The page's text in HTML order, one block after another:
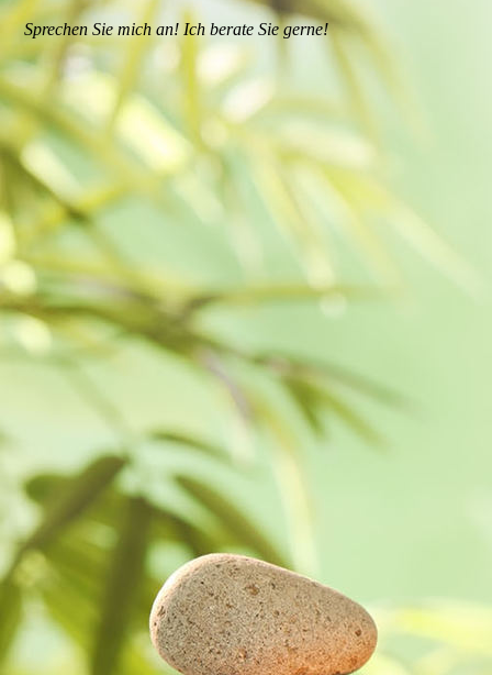
Sprechen Sie mich an! Ich berate Sie gerne!